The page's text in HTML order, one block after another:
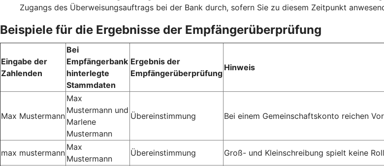
Zugangs des Überweisungsauftrags bei der Bank durch, sofern Sie zu diesem Zeitpunkt
Beispiele für die Ergebnisse der Empfängerüberprüfung
Eingabe der
Zahlenden
Bei
Empfängerbank
hinterlegte
Stammdaten
Ergebnis der
Empfängerüberprüfung
Hinweis
Max Mustermann
Max
Mustermann und
Marlene
Mustermann
Übereinstimmung Bei einem Gemeinschaftskonto reichen
max mustermann
Max
Mustermann
Übereinstimmung Groß- und Kleinschreibung spielt keine